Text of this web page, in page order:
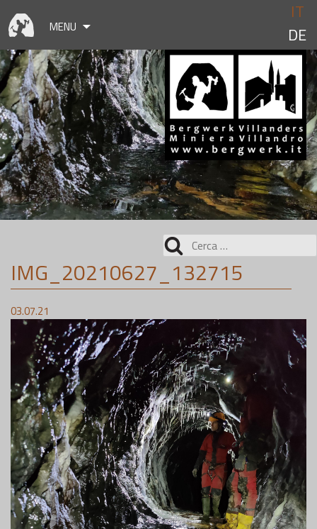
to
content
MENU
IT
DE
Ricerca
per:
IMG_20210627_132715
03.07.21